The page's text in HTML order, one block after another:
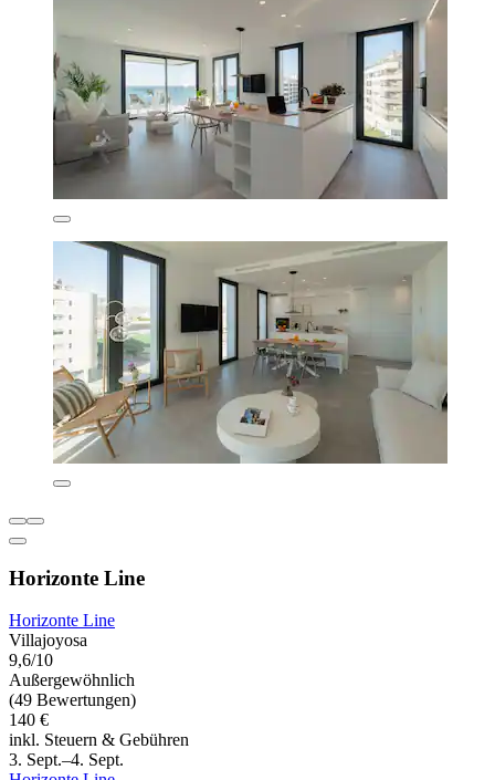
Horizonte Line
Horizonte Line
Villajoyosa
9,6/10
Außergewöhnlich
(49 Bewertungen)
140 €
inkl. Steuern & Gebühren
3. Sept.–4. Sept.